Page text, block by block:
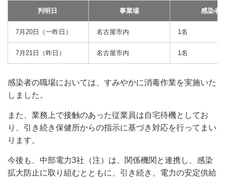
判明日 事業場 感染者
7月20日（一昨日） 名古屋市内 1名
7月21日（昨日） 名古屋市内 1名
感染者の職場においては、すみやかに消毒作業を実施いた
しました。
また、業務上で接触のあった従業員は自宅待機としてお
り、引き続き保健所からの指示に基づき対応を行ってまい
ります。
今後も、中部電力3社（注）は、関係機関と連携し、感染
拡大防止に取り組むとともに、引き続き、電力の安定供給